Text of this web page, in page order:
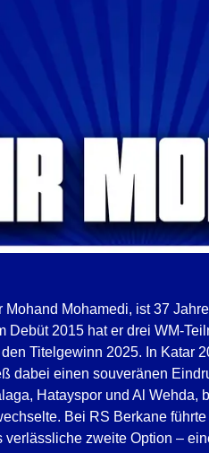
Mohand Mohamedi, ist 37
Debüt 2015 hat er drei WM-
Titelgewinn 2025. In Katar
dabei einen souveränen
Hatayspor und Al Wehda,
Bei RS Berkane
verlässliche zweite Option –